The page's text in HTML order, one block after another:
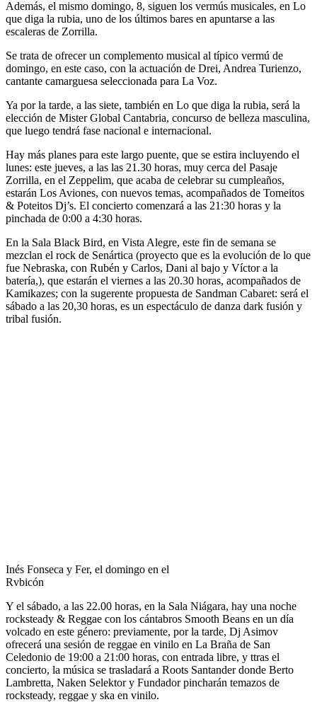
Además, el mismo domingo, 8, siguen los vermús musicales, en Lo
que diga la rubia, uno de los últimos bares en apuntarse a las
escaleras de Zorrilla.
Se trata de ofrecer un complemento musical al típico vermú de
domingo, en este caso, con la actuación de Drei, Andrea Turienzo,
cantante camarguesa seleccionada para La Voz.
Ya por la tarde, a las siete, también en Lo que diga la rubia, será la
elección de Mister Global Cantabria, concurso de belleza masculina,
que luego tendrá fase nacional e internacional.
Hay más planes para este largo puente, que se estira incluyendo el
lunes: este jueves, a las las 21.30 horas, muy cerca del Pasaje
Zorrilla, en el Zeppelim, que acaba de celebrar su cumpleaños,
estarán Los Aviones, con nuevos temas, acompañados de Tomeitos
& Poteitos Dj’s. El concierto comenzará a las 21:30 horas y la
pinchada de 0:00 a 4:30 horas.
En la Sala Black Bird, en Vista Alegre, este fin de semana se
mezclan el rock de Senártica (proyecto que es la evolución de lo que
fue Nebraska, con Rubén y Carlos, Dani al bajo y Víctor a la
batería,), que estarán el viernes a las 20.30 horas, acompañados de
Kamikazes; con la sugerente propuesta de Sandman Cabaret: será el
sábado a las 20,30 horas, es un espectáculo de danza dark fusión y
tribal fusión.
Inés Fonseca y Fer, el domingo en el
Rvbicón
Y el sábado, a las 22.00 horas, en la Sala Niágara, hay una noche
rocksteady & Reggae con los cántabros Smooth Beans en un día
volcado en este género: previamente, por la tarde, Dj Asimov
ofrecerá una sesión de reggae en vinilo en La Braña de San
Celedonio de 19:00 a 21:00 horas, con entrada libre, y ttras el
concierto, la música se trasladará a Roots Santander donde Berto
Lambretta, Naken Selektor y Fundador pincharán temazos de
rocksteady, reggae y ska en vinilo.